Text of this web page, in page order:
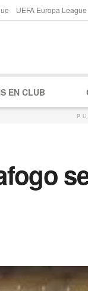
UEFA Europa League
EN CLUB